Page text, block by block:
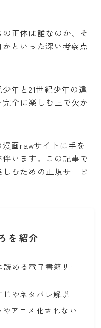
正体は誰なのか、そ
といった深い考察点
年と21世紀少年の違
全に楽しむ上で欠か
画rawサイトに手を
います。この記事で
むための正規サービ
を紹介
読める電子書籍サー
やネタバレ解説
やアニメ化されない